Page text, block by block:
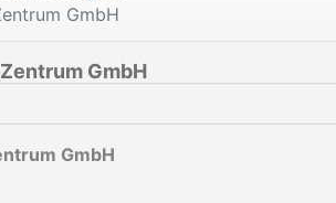
GmbH
GmbH
GmbH